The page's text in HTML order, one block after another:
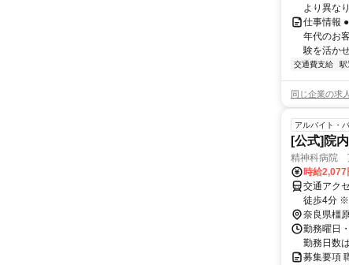
より異な
仕事情報
年代のお
験を活か
交通費支給 駅
同じ企業の求人
アルバイト・
[公式]院
精神科病院
時給2,077
交通アク
徒歩4分 ※奈良県（奈良市・橿原市・大和高田市・吉野郡・五條市）や和歌山県橋
奈良県橿
勤務曜日
勤務日数
募集要項